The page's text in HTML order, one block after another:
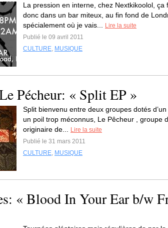
La pression en interne, chez Nextkikoolol, ça
donc dans un bar miteux, au fin fond de
spécialement où je vais...
Lire la suite
Publié le 09 avril 2011
CULTURE, MUSIQUE
Pécheur: « Split EP »
Split bienvenu entre deux groupes dotés
un poil trop méconnus, Le Pêcheur , groupe
originaire de...
Lire la suite
Publié le 31 mars 2011
CULTURE, MUSIQUE
« Blood In Your Ear b/w